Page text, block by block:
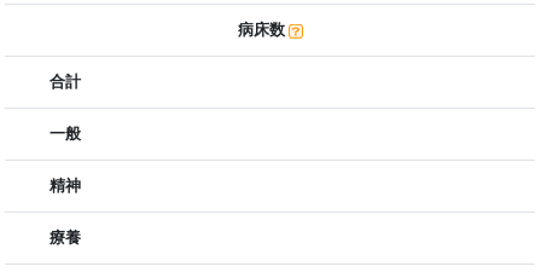
病床数
合計
一般
精神
療養